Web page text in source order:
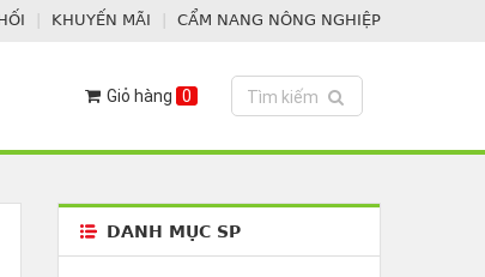
KHUYẾN MÃI CẨM NANG NÔNG NGHIỆP
Toggle search
Tìm kiếm
Giỏ hàng 0
DANH MỤC SP